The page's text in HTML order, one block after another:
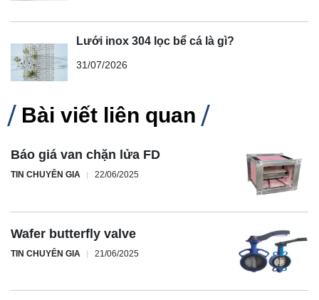
Lưới inox 304 lọc bể cá là gì?
31/07/2026
Bài viết liên quan
Báo giá van chặn lửa FD
TIN CHUYÊN GIA 22/06/2025
Wafer butterfly valve
TIN CHUYÊN GIA 21/06/2025